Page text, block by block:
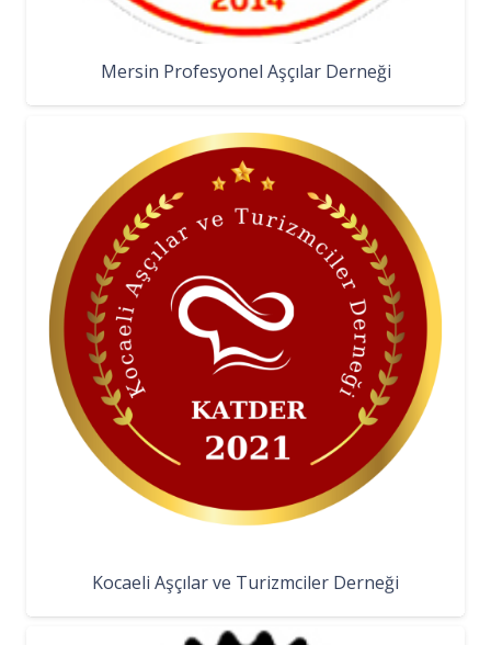
Mersin Profesyonel Aşçılar Derneği
Kocaeli Aşçılar ve Turizmciler Derneği